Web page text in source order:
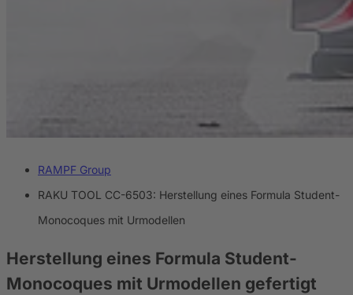
RAMPF Group
RAKU TOOL CC-6503: Herstellung eines Formula Student-
Monocoques mit Urmodellen
Herstellung eines Formula Student-
Monocoques mit Urmodellen gefertigt